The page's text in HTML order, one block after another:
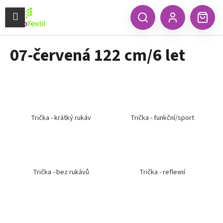
obsah
HledatPřihlášení
Menu
07-červená 122 cm/6 let
Trička - krátký rukáv Trička - funkční/sport
Trička - bez rukávů Trička - reflexní
K
š Zpět
Zpět
C